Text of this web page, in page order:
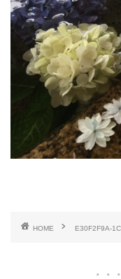
HOME E30F2F9A-